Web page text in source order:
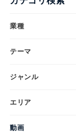
業種
テーマ
ジャンル
エリア
動画